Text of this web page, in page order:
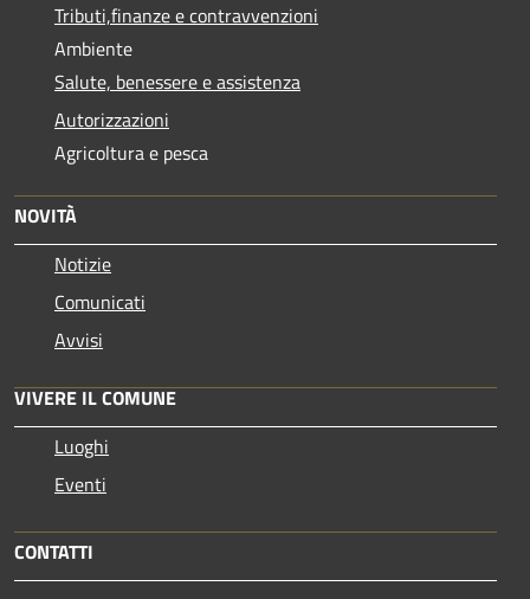
Tributi,finanze e contravvenzioni
Ambiente
Salute, benessere e assistenza
Autorizzazioni
Agricoltura e pesca
NOVITÀ
Notizie
Comunicati
Avvisi
VIVERE IL COMUNE
Luoghi
Eventi
CONTATTI